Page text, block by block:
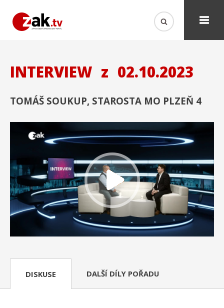
INTERVIEW z 02.10.2023
TOMÁŠ SOUKUP, STAROSTA MO PLZEŇ 4
DISKUSE DALŠÍ DÍLY POŘADU